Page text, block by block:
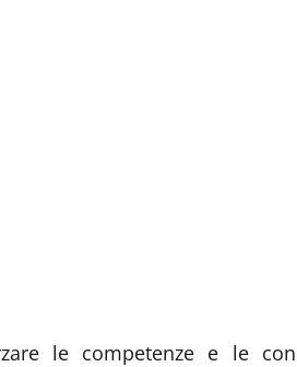
le competenze e le